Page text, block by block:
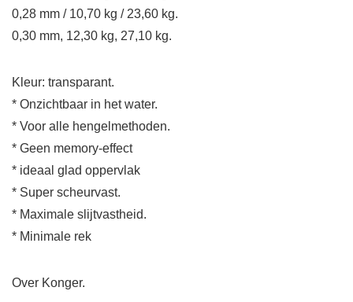
0,28 mm / 10,70 kg / 23,60 kg.
0,30 mm, 12,30 kg, 27,10 kg.
Kleur: transparant.
* Onzichtbaar in het water.
* Voor alle hengelmethoden.
* Geen memory-effect
* ideaal glad oppervlak
* Super scheurvast.
* Maximale slijtvastheid.
* Minimale rek
Over Konger.